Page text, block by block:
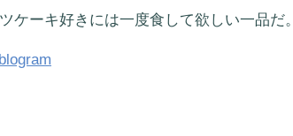
ケーキ好きには一度食して欲しい一品だ。